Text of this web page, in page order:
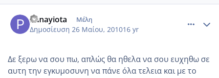
Panayiota Μέλη
Δημοσίευση 26 Μαίου, 201016 yr
Δε ξερω να σου πω, απλώς θα ηθελα να σου ευχηθω σε
αυτη την εγκυμοσυνη να πάνε όλα τελεια και με το